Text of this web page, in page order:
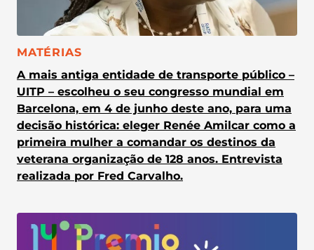
CATEGORIA:
MATÉRIAS
A mais antiga entidade de transporte público –
UITP – escolheu o seu congresso mundial em
Barcelona, em 4 de junho deste ano, para uma
decisão histórica: eleger Renée Amilcar como a
primeira mulher a comandar os destinos da
veterana organização de 128 anos. Entrevista
realizada por Fred Carvalho.